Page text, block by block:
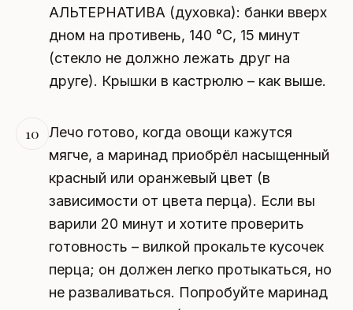
АЛЬТЕРНАТИВА (духовка): банки вверх
дном на противень, 140 °C, 15 минут
(стекло не должно лежать друг на
друге). Крышки в кастрюлю – как выше.
10 Лечо готово, когда овощи кажутся
мягче, а маринад приобрёл насыщенный
красный или оранжевый цвет (в
зависимости от цвета перца). Если вы
варили 20 минут и хотите проверить
готовность – вилкой прокальте кусочек
перца; он должен легко протыкаться, но
не разваливаться. Попробуйте маринад